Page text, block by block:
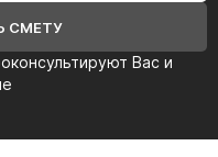
Вас и
СМЕТУ